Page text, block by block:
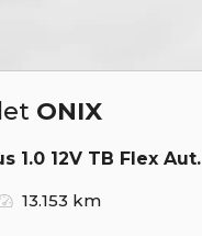
ONIX
1.0 12V TB Flex Aut.
13.153 km